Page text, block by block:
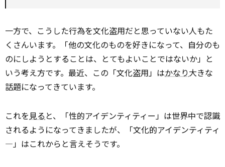
一方で、こうした行為を文化盗用だと思っていない人もた
くさんいます。「他の文化のものを好きになって、自分のも
のにしようとすることは、とてもよいことではないか」と
いう考え方です。最近、この「文化盗用」はかなり大きな
話題になってきています。
これを見る と、「性的アイデンティティー」は世界中で認識
されるようになってきましたが、「文化的アイデンティティ
―」はこれからと言えそうです。